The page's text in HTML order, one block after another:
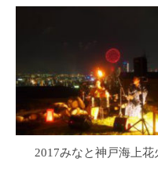
2017みなと神戸海上花